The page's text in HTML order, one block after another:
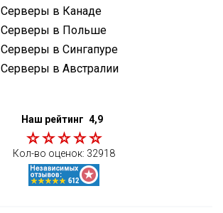
Серверы в Канаде
Серверы в Польше
Серверы в Сингапуре
Серверы в Австралии
Наш рейтинг 4,9
Кол-во оценок: 32918